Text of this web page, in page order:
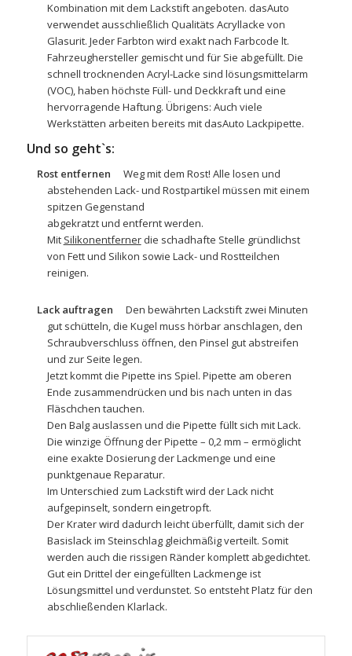
Kombination mit dem Lackstift angeboten. dasAuto
verwendet ausschließlich Qualitäts Acryllacke von
Glasurit. Jeder Farbton wird exakt nach Farbcode lt.
Fahrzeughersteller gemischt und für Sie abgefüllt. Die
schnell trocknenden Acryl-Lacke sind lösungsmittelarm
(VOC), haben höchste Füll- und Deckkraft und eine
hervorragende Haftung. Übrigens: Auch viele
Werkstätten arbeiten bereits mit dasAuto Lackpipette.
Und so geht`s:
Rost entfernen
Weg mit dem Rost! Alle losen und
abstehenden Lack- und Rostpartikel müssen mit einem
spitzen Gegenstand
abgekratzt und entfernt werden.
Mit Silikonentfernerdie schadhafte Stelle gründlichst
von Fett und Silikon sowie Lack- und Rostteilchen
reinigen.
Lack auftragen Den bewährten Lackstiftzwei Minuten
gut schütteln, die Kugel muss hörbar anschlagen, den
Schraubverschluss öffnen, den Pinsel gut abstreifen
und zur Seite legen.
Jetzt kommt die Pipette ins Spiel. Pipette am oberen
Ende zusammendrücken und bis nach unten in das
Fläschchen tauchen.
Den Balg auslassen und die Pipette füllt sich mit Lack.
Die winzige Öffnung der Pipette – 0,2 mm – ermöglicht
eine exakte Dosierung der Lackmenge und eine
punktgenaue Reparatur.
Im Unterschied zum Lackstift wird der Lack nicht
aufgepinselt, sondern eingetropft.
Der Krater wird dadurch leicht überfüllt, damit sich der
Basislack im Steinschlag gleichmäßig verteilt. Somit
werden auch die rissigen Ränder komplett abgedichtet.
Gut ein Drittel der eingefüllten Lackmenge ist
Lösungsmittel und verdunstet. So entsteht Platz für den
abschließenden Klarlack.